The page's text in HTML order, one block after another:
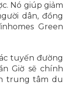
Nó giúp giảm
dân, đồng
Green
tuyến đường
Giờ sẽ chính
trung tâm du